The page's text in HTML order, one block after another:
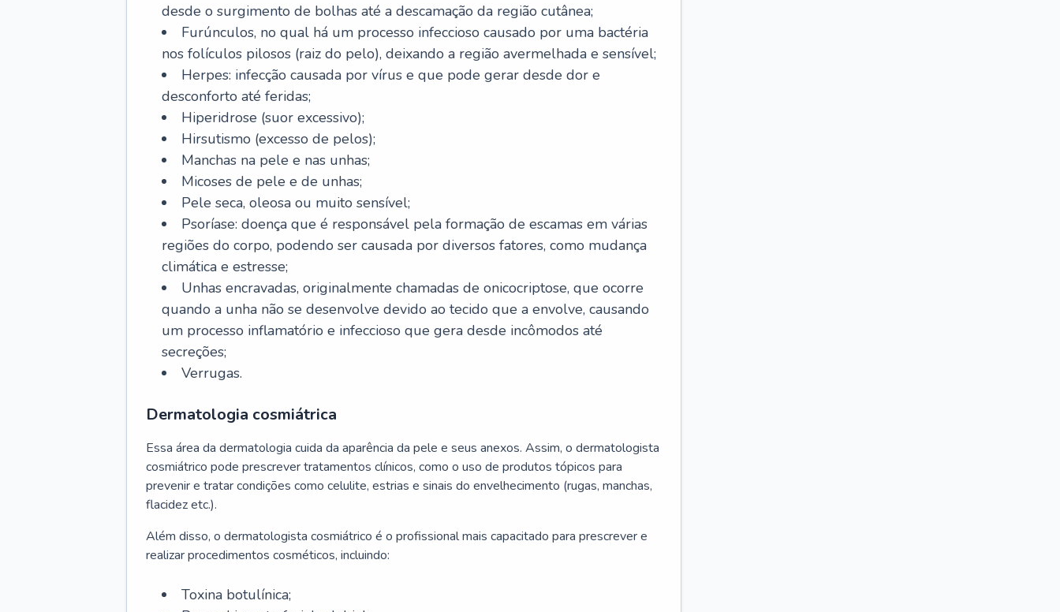
desde o surgimento de bolhas até a descamação da região cutânea;
Furúnculos, no qual há um processo infeccioso causado por uma bactéria
nos folículos pilosos (raiz do pelo), deixando a região avermelhada e sensível;
Herpes: infecção causada por vírus e que pode gerar desde dor e
desconforto até feridas;
Hiperidrose (suor excessivo);
Hirsutismo (excesso de pelos);
Manchas na pele e nas unhas;
Micoses de pele e de unhas;
Pele seca, oleosa ou muito sensível;
Psoríase: doença que é responsável pela formação de escamas em várias
regiões do corpo, podendo ser causada por diversos fatores, como mudança
climática e estresse;
Unhas encravadas, originalmente chamadas de onicocriptose, que ocorre
quando a unha não se desenvolve devido ao tecido que a envolve, causando
um processo inflamatório e infeccioso que gera desde incômodos até
secreções;
Verrugas.
Dermatologia cosmiátrica
Essa área da dermatologia cuida da aparência da pele e seus anexos. Assim, o dermatologista
cosmiátrico pode prescrever tratamentos clínicos, como o uso de produtos tópicos para
prevenir e tratar condições como celulite, estrias e sinais do envelhecimento (rugas, manchas,
flacidez etc.).
Além disso, o dermatologista cosmiátrico é o profissional mais capacitado para prescrever e
realizar procedimentos cosméticos, incluindo:
Toxina botulínica;